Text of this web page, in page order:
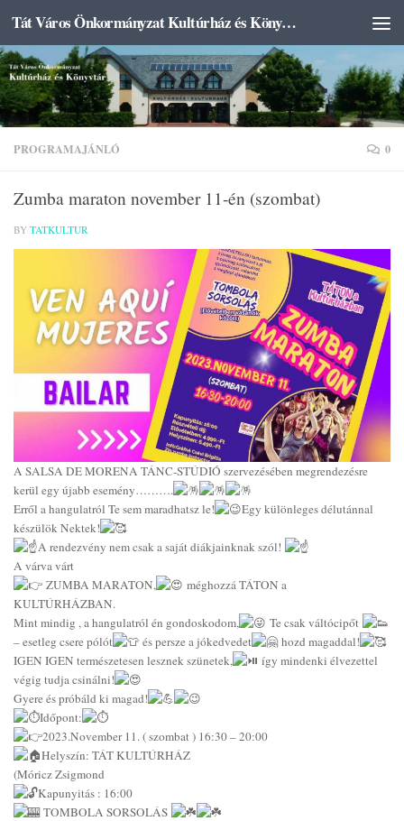
Skip to content Tát Város Önkormányzat Kultúrház és Könyvtár
PROGRAMAJÁNLÓ 0
Zumba maraton november 11-én (szombat)
BY TATKULTUR
A SALSA DE MORENA TÁNC-STÚDIÓ szervezésében megrendezésre
kerül egy újabb esemény……….
Erről a hangulatról Te sem maradhatsz le!
Egy különleges délutánnal
készülök Nektek!
A rendezvény nem csak a saját diákjainknak szól!
A várva várt
ZUMBA MARATON,
méghozzá TÁTON a
KULTÚRHÁZBAN.
Mint mindig , a hangulatról én gondoskodom,
Te csak váltócipőt
– esetleg csere pólót
és persze a jókedvedet
hozd magaddal!
IGEN IGEN természetesen lesznek szünetek,
így mindenki élvezettel
végig tudja csinálni!
Gyere és próbáld ki magad!
Időpont:
2023.November 11. ( szombat ) 16:30 – 20:00
Helyszín: TÁT KULTÚRHÁZ
(Móricz Zsigmond
Kapunyitás : 16:00
TOMBOLA SORSOLÁS